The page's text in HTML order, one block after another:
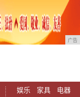
广告
娱乐 家具
电器